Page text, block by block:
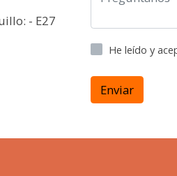
- E27
He leído y
Enviar